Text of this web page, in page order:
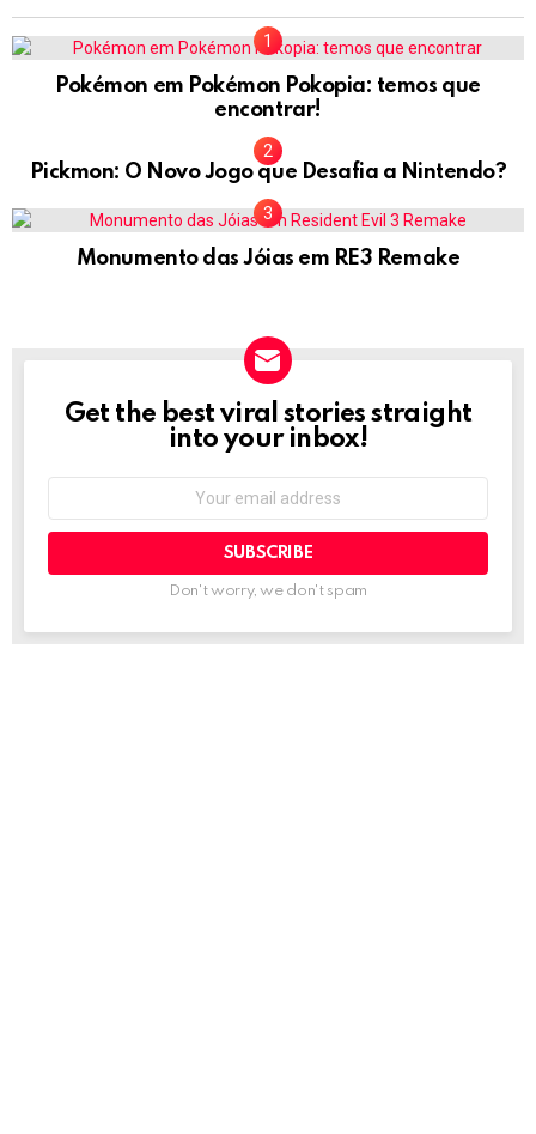
Pokémon em Pokémon Pokopia: temos que
encontrar!
Pickmon: O Novo Jogo que Desafia a Nintendo?
Monumento das Jóias em RE3 Remake
NEWSLETTER
Get the best viral stories straight
into your inbox!
Don't worry, we don't spam